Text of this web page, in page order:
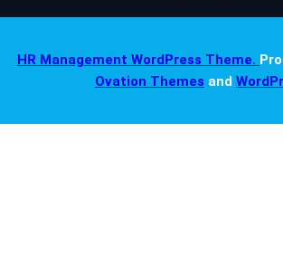
HR Management WordPress Theme.
Ovation Themes and